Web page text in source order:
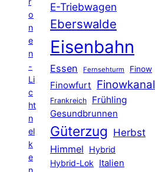
o
n
e
n
-
Li
c
ht
n
el
k
e
E-Triebwagen
Eberswalde
Eisenbahn
Essen Fernsehturm Finow
Finowfurt Finowkanal
Frankreich Frühling
Gesundbrunnen
Güterzug Herbst
Himmel
Hybrid
Hybrid-Lok Italien